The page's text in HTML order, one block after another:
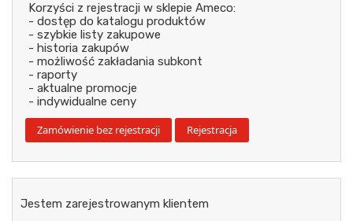
Korzyści z rejestracji w sklepie Ameco:
- dostęp do katalogu produktów
- szybkie listy zakupowe
- historia zakupów
- możliwość zakładania subkont
- raporty
- aktualne promocje
- indywidualne ceny
Jestem zarejestrowanym klientem